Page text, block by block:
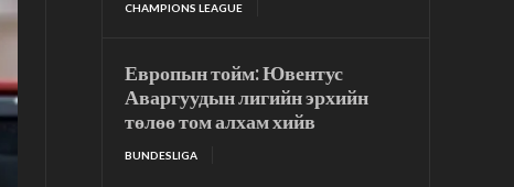
CHAMPIONS LEAGUE
Европын тойм: Ювентус
Аваргуудын лигийн эрхийн
төлөө том алхам хийв
BUNDESLIGA